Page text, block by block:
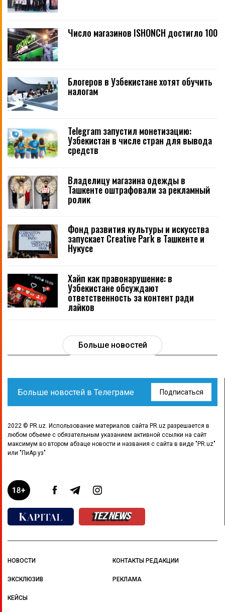
Число магазинов ISHONCH достигло 100
Блогеров в Узбекистане хотят обучить
налогам
Telegram запустил монетизацию:
Узбекистан в числе стран для вывода
средств
Владелицу магазина одежды в
Ташкенте оштрафовали за рекламный
ролик
Фонд развития культуры и искусства
запускает Creative Park в Ташкенте и
Нукусе
Хайп как правонарушение: в
Узбекистане обсуждают
ответственность за контент ради
лайков
Больше новостей
Больше новостей в Телеграме Подписаться
2022 © PR.uz. Использование материалов сайта PR.uz разрешается в
любом объеме с обязательным указанием активной ссылки на сайт
максимум во втором абзаце новости и названия с сайта в виде "PR.uz"
или "ПиАр.уз"
НОВОСТИ
ЭКСКЛЮЗИВ
КЕЙСЫ
КОНТАКТЫ РЕДАКЦИИ
РЕКЛАМА